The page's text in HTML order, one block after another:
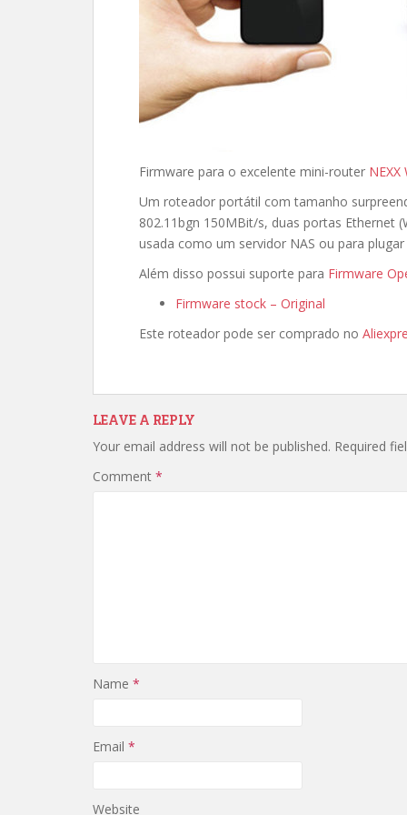
Firmware para o excelente mini-router NEXX
Um roteador portátil com tamanho
802.11bgn 150MBit/s, duas portas Ethernet
usada como um servidor NAS ou para
Além disso possui suporte para Firmware
Firmware stock – Original
Este roteador pode ser comprado no
LEAVE A REPLY
Your email address will not be published. Required
Comment *
Name *
Email *
Website